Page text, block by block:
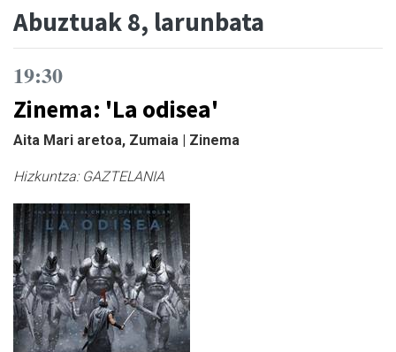
Abuztuak 8, larunbata
19:30
Zinema: 'La odisea'
Aita Mari aretoa, Zumaia | Zinema
Hizkuntza: GAZTELANIA